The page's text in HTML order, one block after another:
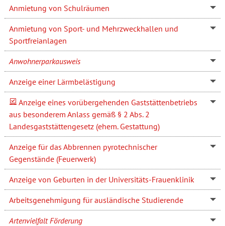
Anmietung von Schulräumen
Anmietung von Sport- und Mehrzweckhallen und
Sportfreianlagen
Anwohnerparkausweis
Anzeige einer Lärmbelästigung
Anzeige eines vorübergehenden Gaststättenbetriebs
aus besonderem Anlass gemäß § 2 Abs. 2
Landesgaststättengesetz (ehem. Gestattung)
Anzeige für das Abbrennen pyrotechnischer
Gegenstände (Feuerwerk)
Anzeige von Geburten in der Universitäts-Frauenklinik
Arbeitsgenehmigung für ausländische Studierende
Artenvielfalt Förderung